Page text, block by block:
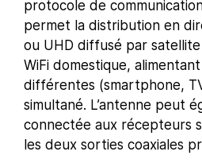
protocole de
permet la distribution en
ou UHD diffusé par
WiFi domestique,
différentes (smartphone,
simultané. L’antenne peut
connectée aux récepteurs
les deux sorties coaxiales